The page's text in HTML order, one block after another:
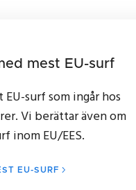
mest EU-surf
surf som ingår hos
Vi berättar även om
inom EU/EES.
EU-SURF